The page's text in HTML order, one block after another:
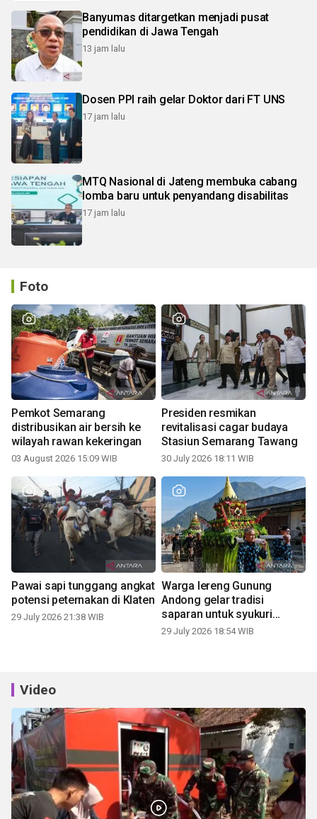
Banyumas ditargetkan menjadi pusat
pendidikan di Jawa Tengah
13 jam lalu
Dosen PPI raih gelar Doktor dari FT UNS
17 jam lalu
MTQ Nasional di Jateng membuka cabang
lomba baru untuk penyandang disabilitas
17 jam lalu
Foto
Pemkot Semarang
distribusikan air bersih ke
wilayah rawan kekeringan
03 August 2026 15:09 WIB
Presiden resmikan
revitalisasi cagar budaya
Stasiun Semarang Tawang
30 July 2026 18:11 WIB
Pawai sapi tunggang angkat
potensi peternakan di Klaten
29 July 2026 21:38 WIB
Warga lereng Gunung
Andong gelar tradisi
saparan untuk syukuri
panen
29 July 2026 18:54 WIB
Video